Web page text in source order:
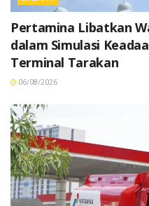
Pertamina Libatkan
dalam Simulasi
Terminal Tarakan
06/08/2026